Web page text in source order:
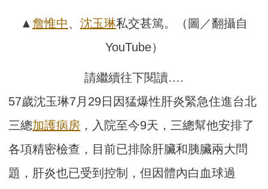
▲ 詹惟中、 沈玉琳私交甚篤。（圖／翻攝自
YouTube）
請繼續往下閱讀….
57歲沈玉琳7月29日因猛爆性肝炎緊急住進台北
三總加護病房 ，入院至今9天，三總幫他安排了
各項精密檢查，目前已排除肝臟和胰臟兩大問
題，肝炎也已受到控制，但因體內白血球過